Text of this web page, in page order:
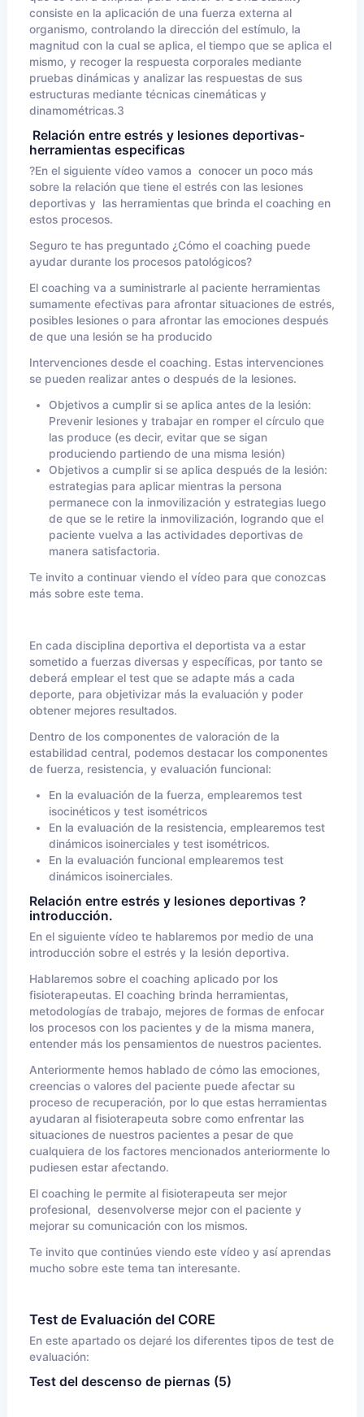
consiste en la aplicación de una fuerza externa al
organismo, controlando la dirección del estímulo, la
magnitud con la cual se aplica, el tiempo que se aplica el
mismo, y recoger la respuesta corporales mediante
pruebas dinámicas y analizar las respuestas de sus
estructuras mediante técnicas cinemáticas y
dinamométricas.3
Relación entre estrés y lesiones deportivas-
herramientas especificas
?En el siguiente vídeo vamos a conocer un poco más
sobre la relación que tiene el estrés con las lesiones
deportivas y las herramientas que brinda el coaching en
estos procesos.
Seguro te has preguntado ¿Cómo el coaching puede
ayudar durante los procesos patológicos?
El coaching va a suministrarle al paciente herramientas
sumamente efectivas para afrontar situaciones de estrés,
posibles lesiones o para afrontar las emociones después
de que una lesión se ha producido
Intervenciones desde el coaching. Estas intervenciones
se pueden realizar antes o después de la lesiones.
Objetivos a cumplir si se aplica antes de la lesión:
Prevenir lesiones y trabajar en romper el círculo que
las produce (es decir, evitar que se sigan
produciendo partiendo de una misma lesión)
Objetivos a cumplir si se aplica después de la lesión:
estrategias para aplicar mientras la persona
permanece con la inmovilización y estrategias luego
de que se le retire la inmovilización, logrando que el
paciente vuelva a las actividades deportivas de
manera satisfactoria.
Te invito a continuar viendo el vídeo para que conozcas
más sobre este tema.
En cada disciplina deportiva el deportista va a estar
sometido a fuerzas diversas y específicas, por tanto se
deberá emplear el test que se adapte más a cada
deporte, para objetivizar más la evaluación y poder
obtener mejores resultados.
Dentro de los componentes de valoración de la
estabilidad central, podemos destacar los componentes
de fuerza, resistencia, y evaluación funcional:
En la evaluación de la fuerza, emplearemos test
isocinéticos y test isométricos
En la evaluación de la resistencia, emplearemos test
dinámicos isoinerciales y test isométricos.
En la evaluación funcional emplearemos test
dinámicos isoinerciales.
Relación entre estrés y lesiones deportivas ?
introducción.
En el siguiente vídeo te hablaremos por medio de una
introducción sobre el estrés y la lesión deportiva.
Hablaremos sobre el coaching aplicado por los
fisioterapeutas. El coaching brinda herramientas,
metodologías de trabajo, mejores de formas de enfocar
los procesos con los pacientes y de la misma manera,
entender más los pensamientos de nuestros pacientes.
Anteriormente hemos hablado de cómo las emociones,
creencias o valores del paciente puede afectar su
proceso de recuperación, por lo que estas herramientas
ayudaran al fisioterapeuta sobre como enfrentar las
situaciones de nuestros pacientes a pesar de que
cualquiera de los factores mencionados anteriormente lo
pudiesen estar afectando.
El coaching le permite al fisioterapeuta ser mejor
profesional, desenvolverse mejor con el paciente y
mejorar su comunicación con los mismos.
Te invito que continúes viendo este vídeo y así aprendas
mucho sobre este tema tan interesante.
Test de Evaluación del CORE
En este apartado os dejaré los diferentes tipos de test de
evaluación:
Test del descenso de piernas (5)